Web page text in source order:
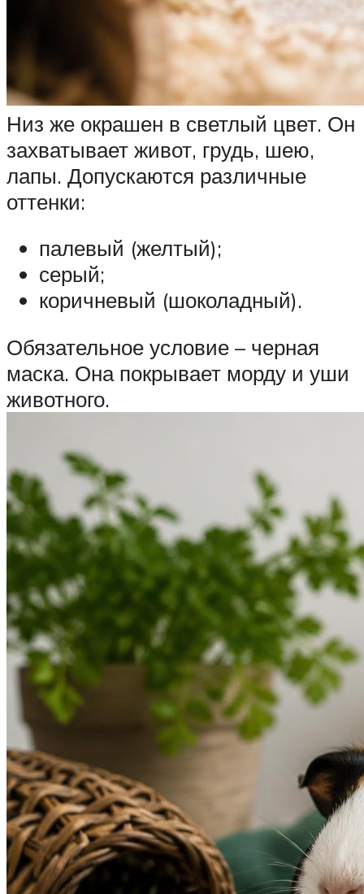
Низ же окрашен в светлый цвет. Он
захватывает живот, грудь, шею,
лапы. Допускаются различные
оттенки:
палевый (желтый);
серый;
коричневый (шоколадный).
Обязательное условие – черная
маска. Она покрывает морду и уши
животного.